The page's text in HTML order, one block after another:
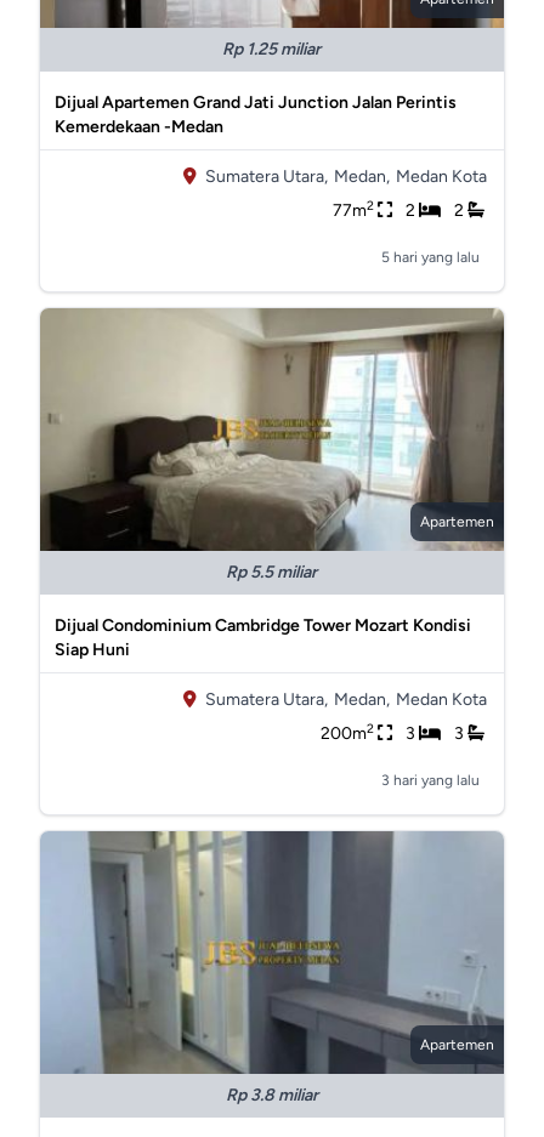
Rp 1.25 miliar
Dijual Apartemen Grand Jati Junction Jalan Perintis
Kemerdekaan -Medan
Sumatera Utara, Medan, Medan Kota
77m2 2 2
5 hari yang lalu
Apartemen
Rp 5.5 miliar
Dijual Condominium Cambridge Tower Mozart Kondisi
Siap Huni
Sumatera Utara, Medan, Medan Kota
200m2 3 3
3 hari yang lalu
Apartemen
Rp 3.8 miliar